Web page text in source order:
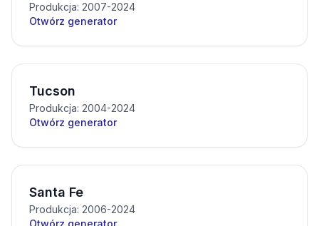
Produkcja: 2007-2024
Otwórz generator
Tucson
Produkcja: 2004-2024
Otwórz generator
Santa Fe
Produkcja: 2006-2024
Otwórz generator